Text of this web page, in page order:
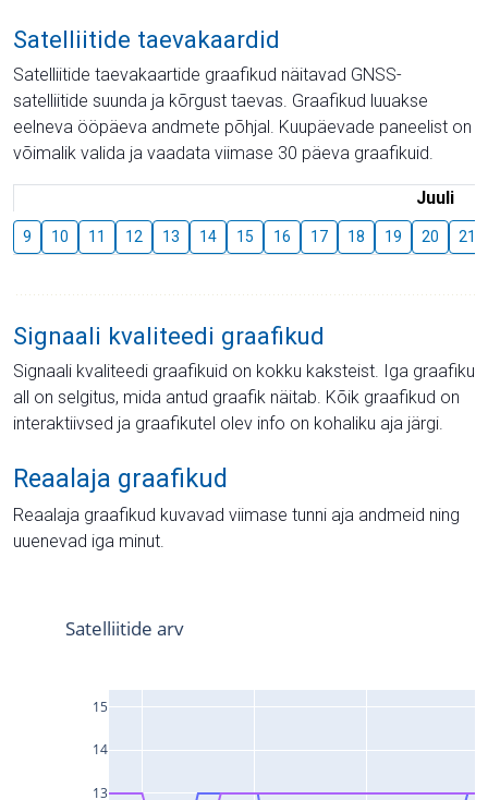
Satelliitide taevakaardid
Satelliitide taevakaartide graafikud näitavad GNSS-
satelliitide suunda ja kõrgust taevas. Graafikud luuakse
eelneva ööpäeva andmete põhjal. Kuupäevade paneelist on
võimalik valida ja vaadata viimase 30 päeva graafikuid.
Juuli
9 10 11 12 13 14 15 16 17 18 19 20 21
Signaali kvaliteedi graafikud
Signaali kvaliteedi graafikuid on kokku kaksteist. Iga graafiku
all on selgitus, mida antud graafik näitab. Kõik graafikud on
interaktiivsed ja graafikutel olev info on kohaliku aja järgi.
Reaalaja graafikud
Reaalaja graafikud kuvavad viimase tunni aja andmeid ning
uuenevad iga minut.